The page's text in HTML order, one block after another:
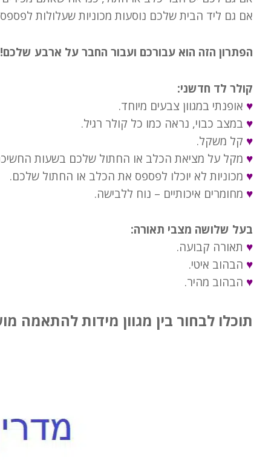
אם גם ליד הבית שלכם נוסעות מכוניות שעלולות
הפתרון הזה הוא עבורכם ועבור החבר על ארבע שלכם!
קולר לד חדשני:
♥ אופנתי במגוון צבעים מיוחד.
♥ במצב כבוי, נראה כמו כל קולר רגיל.
♥ קל משקל.
♥ מקל על מציאת הכלב או החתול שלכם בשעות
♥ מכוניות לא יוכלו לפספס את הכלב או החתול שלכם.
♥ מחומרים איכותיים – נוח ללבישה.
בעל שלושה מצבי תאורה:
♥ תאורה קבועה.
♥ הבהוב איטי.
♥ הבהוב מהיר.
תוכלו לבחור בין מגוון מידות